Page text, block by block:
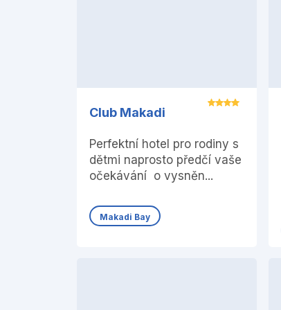
Club Makadi
Perfektní hotel pro rodiny s
dětmi naprosto předčí vaše
očekávání o vysněn...
Makadi Bay